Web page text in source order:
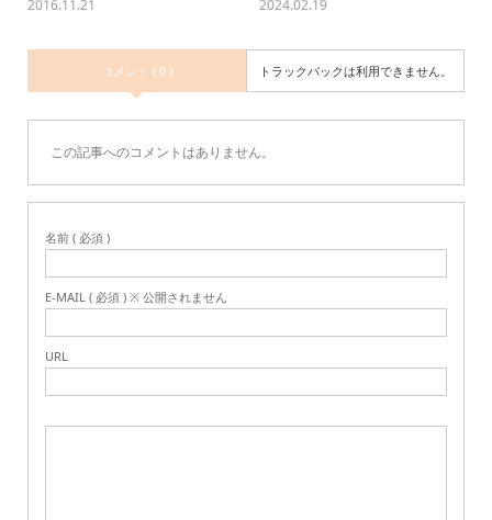
2016.11.21 2024.02.19
コメント ( 0 ) トラックバックは利用できません。
この記事へのコメントはありません。
名前 ( 必須 )
E-MAIL ( 必須 ) ※ 公開されません
URL